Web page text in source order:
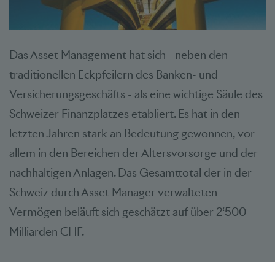
Das Asset Management hat sich - neben den
traditionellen Eckpfeilern des Banken- und
Versicherungsgeschäfts - als eine wichtige Säule des
Schweizer Finanzplatzes etabliert. Es hat in den
letzten Jahren stark an Bedeutung gewonnen, vor
allem in den Bereichen der Altersvorsorge und der
nachhaltigen Anlagen. Das Gesamttotal der in der
Schweiz durch Asset Manager verwalteten
Vermögen beläuft sich geschätzt auf über 2‘500
Milliarden CHF.